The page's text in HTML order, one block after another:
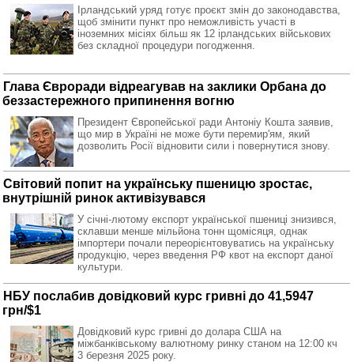
Ірландський уряд готує проєкт змін до законодавства,
щоб змінити пункт про неможливість участі в
іноземних місіях більш як 12 ірландських військових
без складної процедури погодження.
Глава Євроради відреагував на заклики Орбана до
беззастережного припинення вогню
Президент Європейської ради Антоніу Кошта заявив,
що мир в Україні не може бути перемир'ям, який
дозволить Росії відновити сили і повернутися знову.
Світовий попит на українську пшеницю зростає,
внутрішній ринок активізувався
У січні-лютому експорт української пшениці знизився,
склавши менше мільйона тонн щомісяця, однак
імпортери почали переорієнтовуватись на українську
продукцію, через введення РФ квот на експорт даної
культури.
НБУ послабив довідковий курс гривні до 41,5947
грн/$1
Довідковий курс гривні до долара США на
міжбанківському валютному ринку станом на 12:00 кч
3 березня 2025 року.